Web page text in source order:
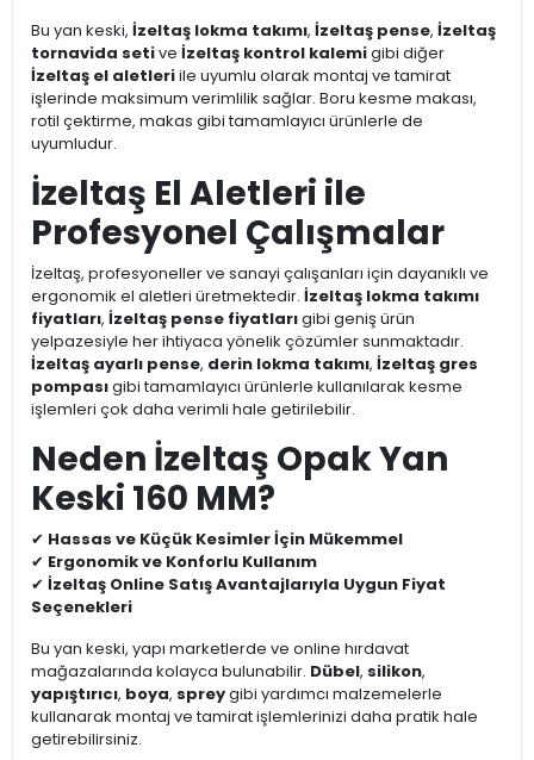
Bu yan keski, İzeltaş lokma takımı, İzeltaş pense, İzeltaş
tornavida setive İzeltaş kontrol kalemigibi diğer
İzeltaş el aletleriile uyumlu olarak montaj ve tamirat
işlerinde maksimum verimlilik sağlar. Boru kesme makası,
rotil çektirme, makas gibi tamamlayıcı ürünlerle de
uyumludur.
İzeltaş El Aletleri ile
Profesyonel Çalışmalar
İzeltaş, profesyoneller ve sanayi çalışanları için dayanıklı ve
ergonomik el aletleri üretmektedir. İzeltaş lokma takımı
fiyatları, İzeltaş pense fiyatlarıgibi geniş ürün
yelpazesiyle her ihtiyaca yönelik çözümler sunmaktadır.
İzeltaş ayarlı pense, derin lokma takımı, İzeltaş gres
pompasıgibi tamamlayıcı ürünlerle kullanılarak kesme
işlemleri çok daha verimli hale getirilebilir.
Neden İzeltaş Opak Yan
Keski 160 MM?
✔ Hassas ve Küçük Kesimler İçin Mükemmel
✔ Ergonomik ve Konforlu Kullanım
✔ İzeltaş Online Satış Avantajlarıyla Uygun Fiyat
Seçenekleri
Bu yan keski, yapı marketlerde ve online hırdavat
mağazalarında kolayca bulunabilir. Dübel, silikon,
yapıştırıcı, boya, spreygibi yardımcı malzemelerle
kullanarak montaj ve tamirat işlemlerinizi daha pratik hale
getirebilirsiniz.